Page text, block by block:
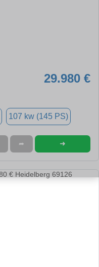
29.980 €
107 kw (145 PS)
➦ ➜